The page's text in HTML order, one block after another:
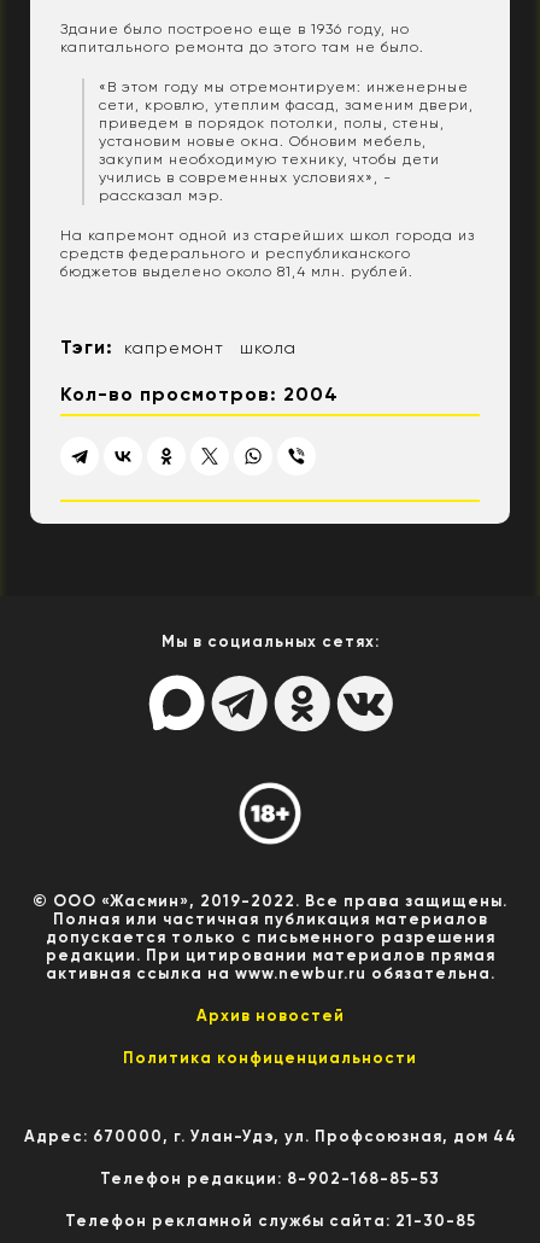
Здание было построено еще в 1936 году, но
капитального ремонта до этого там не было.
«В этом году мы отремонтируем: инженерные
сети, кровлю, утеплим фасад, заменим двери,
приведем в порядок потолки, полы, стены,
установим новые окна. Обновим мебель,
закупим необходимую технику, чтобы дети
учились в современных условиях», -
рассказал мэр.
На капремонт одной из старейших школ города из
средств федерального и республиканского
бюджетов выделено около 81,4 млн. рублей.
Тэги: капремонт школа
Кол-во просмотров: 2004
Мы в социальных сетях:
© ООО «Жасмин», 2019-2022. Все права защищены.
Полная или частичная публикация материалов
допускается только с письменного разрешения
редакции. При цитировании материалов прямая
активная ссылка на www.newbur.ru обязательна.
Архив новостей
Политика конфиценциальности
Адрес: 670000, г. Улан-Удэ, ул. Профсоюзная, дом 44
Телефон редакции: 8-902-168-85-53
Телефон рекламной службы сайта: 21-30-85